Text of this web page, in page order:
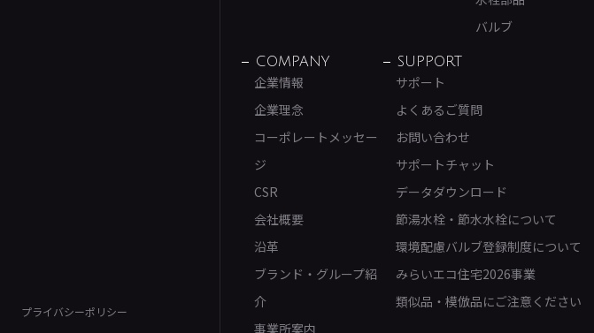
プライバシーポリシー
バルブ
COMPANY
企業情報
企業理念
コーポレートメッセー
ジ
CSR
会社概要
沿革
ブランド・グループ紹
介
事業所案内
SUPPORT
サポート
よくあるご質問
お問い合わせ
サポートチャット
データダウンロード
節湯水栓・節水水栓について
環境配慮バルブ登録制度について
みらいエコ住宅2026事業
類似品・模倣品にご注意ください